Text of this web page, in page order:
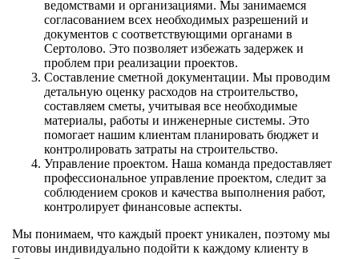
ведомствами и организациями. Мы занимаемся
согласованием всех необходимых разрешений и
документов с соответствующими органами в
Сертолово. Это позволяет избежать задержек и
проблем при реализации проектов.
Составление сметной документации. Мы проводим
детальную оценку расходов на строительство,
составляем сметы, учитывая все необходимые
материалы, работы и инженерные системы. Это
помогает нашим клиентам планировать бюджет и
контролировать затраты на строительство.
Управление проектом. Наша команда предоставляет
профессиональное управление проектом, следит за
соблюдением сроков и качества выполнения работ,
контролирует финансовые аспекты.
Мы понимаем, что каждый проект уникален, поэтому мы
готовы индивидуально подойти к каждому клиенту в